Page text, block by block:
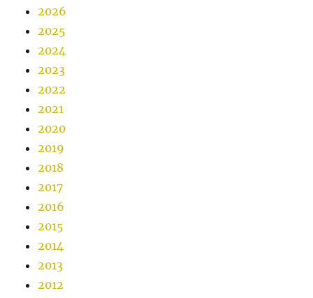
2026
2025
2024
2023
2022
2021
2020
2019
2018
2017
2016
2015
2014
2013
2012